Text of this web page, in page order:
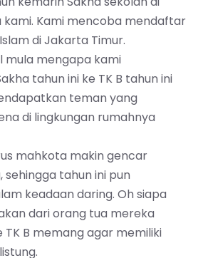
Kami mencoba mendaftar
di Jakarta Timur.
mula mengapa kami
tahun ini ke TK B tahun ini
teman yang
di lingkungan rumahnya
mahkota makin gencar
tahun ini pun
keadaan daring. Oh siapa
dari orang tua mereka
TK B memang agar memiliki